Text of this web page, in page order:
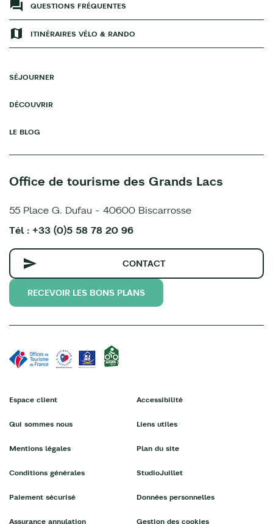
QUESTIONS FRÉQUENTES
ITINÉRAIRES VÉLO & RANDO
SÉJOURNER
DÉCOUVRIR
LE BLOG
Office de tourisme des Grands Lacs
55 Place G. Dufau - 40600 Biscarrosse
Tél : +33 (0)5 58 78 20 96
CONTACT
RECEVOIR LES BONS PLANS
Espace client
Qui sommes nous
Mentions légales
Conditions générales
Paiement sécurisé
Assurance annulation
Accessibilité
Liens utiles
Plan du site
StudioJuillet
Données personnelles
Gestion des cookies